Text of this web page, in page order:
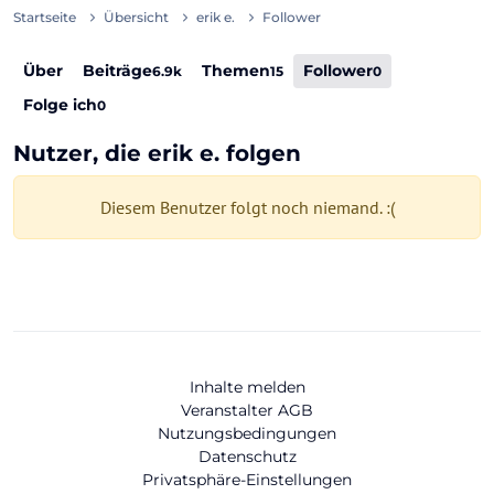
Startseite Übersicht erik e. Follower
Über Beiträge6.9k Themen15 Follower0
Folge ich0
Nutzer, die erik e. folgen
Diesem Benutzer folgt noch niemand. :(
Inhalte melden
Veranstalter AGB
Nutzungsbedingungen
Datenschutz
Privatsphäre-Einstellungen